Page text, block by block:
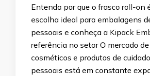
Entenda por que o frasco roll-on
escolha ideal para embalagens
pessoais e conheça a Kipack
referência no setor O mercado de
cosméticos e produtos de
pessoais está em constante